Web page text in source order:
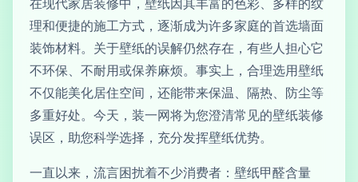
在现代家居装修中，壁纸因其丰富的色彩、多样的纹
理和便捷的施工方式，逐渐成为许多家庭的首选墙面
装饰材料。关于壁纸的误解仍然存在，有些人担心它
不环保、不耐用或保养麻烦。事实上，合理选用壁纸
不仅能美化居住空间，还能带来保温、隔热、防尘等
多重好处。今天，装一网将为您澄清常见的壁纸装修
误区，助您科学选择，充分发挥壁纸优势。
一直以来，流言困扰着不少消费者：壁纸甲醛含量